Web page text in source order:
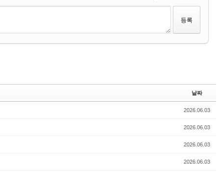
날짜
2026.06.03
2026.06.03
2026.06.03
2026.06.03